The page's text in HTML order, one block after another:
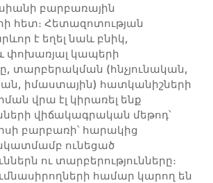
բարբառային
հետ։ Հետազոտության
է եղել նաև բնիկ,
փոխառյալ կապերի
տարբերակման (հնչյունական,
իմաստային) հատկանիշների
վրա էլ կիրառել ենք
վիճակագրական մեթոդ՝
բարբառի՝ հարակից
ունեցած
ու տարբերությունները։
համար կարող են